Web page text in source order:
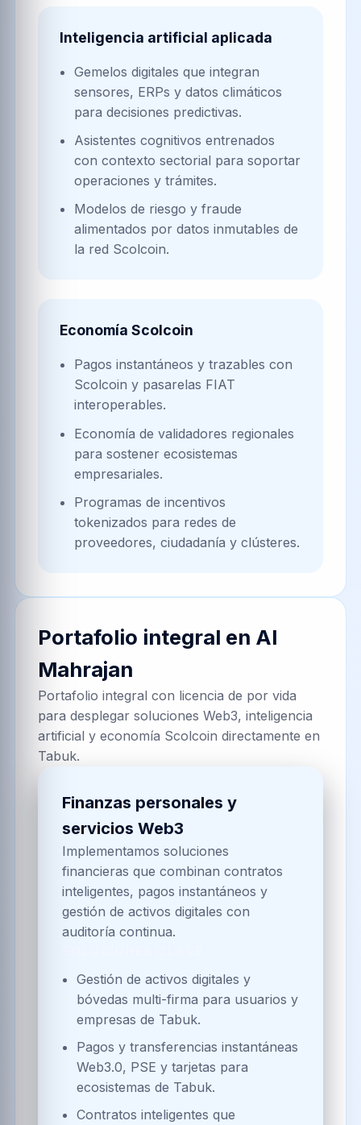
Inteligencia artificial aplicada
Gemelos digitales que integran
sensores, ERPs y datos climáticos
para decisiones predictivas.
Asistentes cognitivos entrenados
con contexto sectorial para soportar
operaciones y trámites.
Modelos de riesgo y fraude
alimentados por datos inmutables de
la red Scolcoin.
Economía Scolcoin
Pagos instantáneos y trazables con
Scolcoin y pasarelas FIAT
interoperables.
Economía de validadores regionales
para sostener ecosistemas
empresariales.
Programas de incentivos
tokenizados para redes de
proveedores, ciudadanía y clústeres.
Portafolio integral en Al
Mahrajan
Portafolio integral con licencia de por vida
para desplegar soluciones Web3, inteligencia
artificial y economía Scolcoin directamente en
Tabuk.
Finanzas personales y
servicios Web3
Implementamos soluciones
financieras que combinan contratos
inteligentes, pagos instantáneos y
gestión de activos digitales con
auditoría continua.
Gestión de activos digitales y
bóvedas multi-firma para usuarios y
empresas de Tabuk.
Pagos y transferencias instantáneas
Web3.0, PSE y tarjetas para
ecosistemas de Tabuk.
Contratos inteligentes que